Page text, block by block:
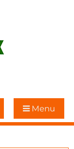
Menu